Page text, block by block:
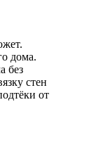
дома.
без
стен
от